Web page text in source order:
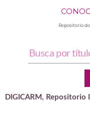
Repositorio
DIGICARM, Repositorio